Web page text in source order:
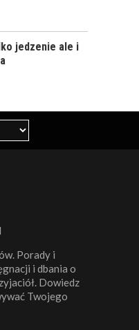
jedzenie ale i
Porady i
i dbania o
Dowiedz
Twojego